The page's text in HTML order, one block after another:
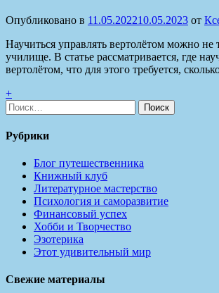
Опубликовано в 11.05.202210.05.2023 от
Научиться управлять вертолётом можно не
училище. В статье рассматривается, где
вертолётом, что для этого требуется,
+
Найти:
Рубрики
Блог путешественника
Книжный клуб
Литературное мастерство
Психология и саморазвитие
Финансовый успех
Хобби и Творчество
Эзотерика
Этот удивительный мир
Свежие материалы